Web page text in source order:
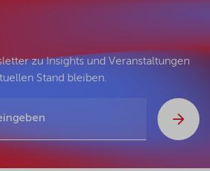
zu Insights und Veranstaltungen
Stand bleiben.